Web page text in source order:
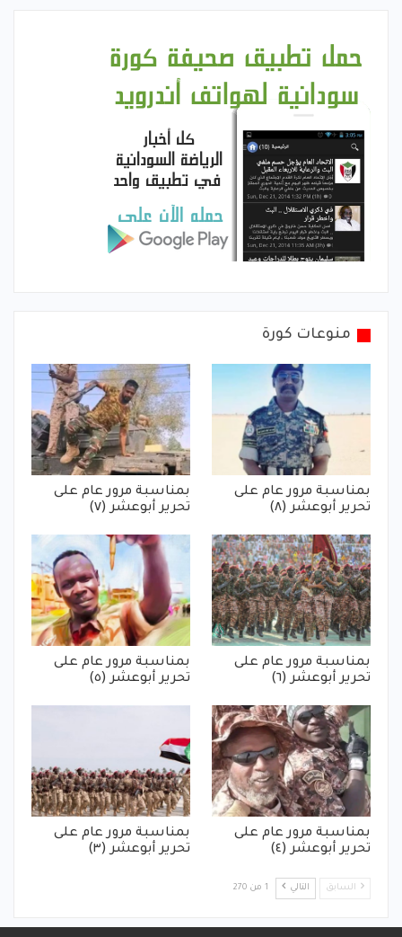
منوعات كورة
بمناسبة مرور عام على
تحرير أبوعشر (٨)
بمناسبة مرور عام على
تحرير أبوعشر (٧)
بمناسبة مرور عام على
تحرير أبوعشر (٦)
بمناسبة مرور عام على
تحرير أبوعشر (٥)
بمناسبة مرور عام على
تحرير أبوعشر (٤)
بمناسبة مرور عام على
تحرير أبوعشر (٣)
السابق التالي 1 من 270